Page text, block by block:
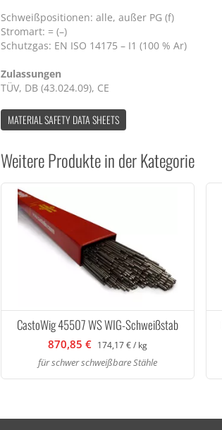
Schweißpositionen: alle, außer PG (f)
Stromart: = (–)
Schutzgas: EN ISO 14175 – I1 (100 % Ar)
Zulassungen
TÜV, DB (43.024.09), CE
MATERIAL SAFETY DATA SHEETS
Weitere Produkte in der Kategorie
CastoWig 45507 WS WIG-Schweißstab
870,85 € 174,17 € / kg
für schwer schweißbare Stähle